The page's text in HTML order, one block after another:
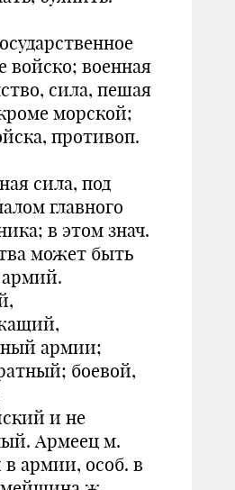
войско; военная
сила, пешая
морской;
противоп.
сила, под
главного
в этом знач.
может быть
армий.
армии;
боевой,
и не
Армеец м.
армии, особ. в